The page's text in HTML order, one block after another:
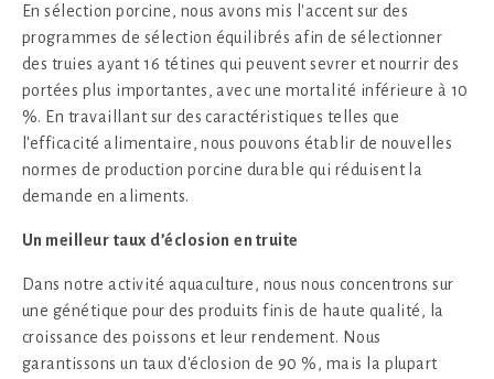
En sélection porcine, nous avons mis l'accent sur des
programmes de sélection équilibrés afin de sélectionner
des truies ayant 16 tétines qui peuvent sevrer et nourrir des
portées plus importantes, avec une mortalité inférieure à 10
%. En travaillant sur des caractéristiques telles que
l'efficacité alimentaire, nous pouvons établir de nouvelles
normes de production porcine durable qui réduisent la
demande en aliments.
Un meilleur taux d’éclosion en truite
Dans notre activité aquaculture, nous nous concentrons sur
une génétique pour des produits finis de haute qualité, la
croissance des poissons et leur rendement. Nous
garantissons un taux d'éclosion de 90 %, mais la plupart